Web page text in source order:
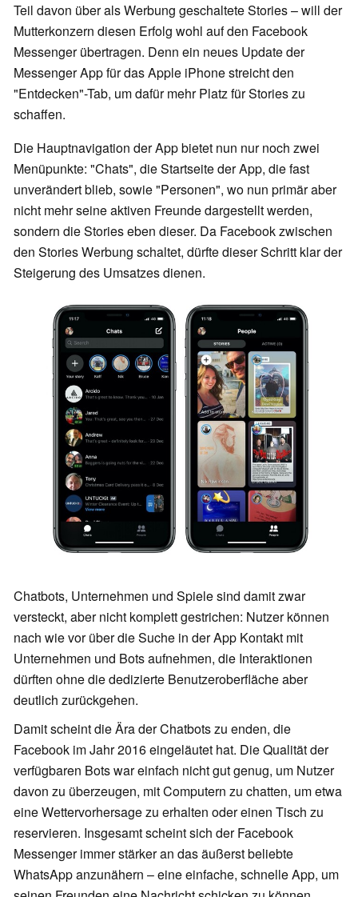
Teil davon über als Werbung geschaltete Stories – will der
Mutterkonzern diesen Erfolg wohl auf den Facebook
Messenger übertragen. Denn ein neues Update der
Messenger App für das Apple iPhone streicht den
"Entdecken"-Tab, um dafür mehr Platz für Stories zu
schaffen.
Die Hauptnavigation der App bietet nun nur noch zwei
Menüpunkte: "Chats", die Startseite der App, die fast
unverändert blieb, sowie "Personen", wo nun primär aber
nicht mehr seine aktiven Freunde dargestellt werden,
sondern die Stories eben dieser. Da Facebook zwischen
den Stories Werbung schaltet, dürfte dieser Schritt klar der
Steigerung des Umsatzes dienen.
Chatbots, Unternehmen und Spiele sind damit zwar
versteckt, aber nicht komplett gestrichen: Nutzer können
nach wie vor über die Suche in der App Kontakt mit
Unternehmen und Bots aufnehmen, die Interaktionen
dürften ohne die dedizierte Benutzeroberfläche aber
deutlich zurückgehen.
Damit scheint die Ära der Chatbots zu enden, die
Facebook im Jahr 2016 eingeläutet hat. Die Qualität der
verfügbaren Bots war einfach nicht gut genug, um Nutzer
davon zu überzeugen, mit Computern zu chatten, um etwa
eine Wettervorhersage zu erhalten oder einen Tisch zu
reservieren. Insgesamt scheint sich der Facebook
Messenger immer stärker an das äußerst beliebte
WhatsApp anzunähern – eine einfache, schnelle App, um